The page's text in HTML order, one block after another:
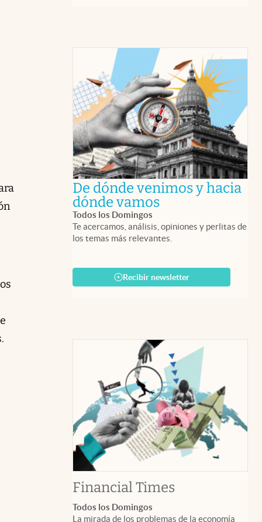
De dónde venimos y hacia
dónde vamosabre en nueva
Todos los Domingos
Te acercamos, análisis, opiniones y perlitas de
los temas más relevantes.
Recibir newsletter
Financial Timesabre en
Todos los Domingos
La mirada de los problemas de la economía